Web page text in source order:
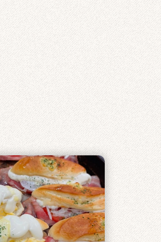
るパン。